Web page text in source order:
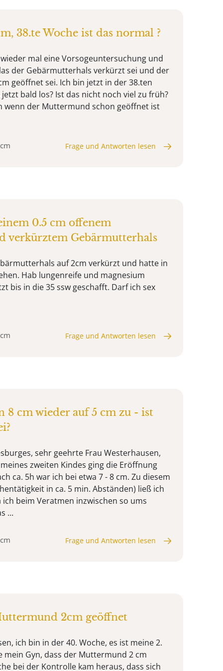
38.te Woche ist das normal ?
mal eine Vorsogeuntersuchung und
der Gebärmutterhals verkürzt sei und der
geöffnet sei. Ich bin jetzt in der 38.ten
jetzt bald los? Ist das nicht noch viel zu früh?
wenn der Muttermund schon geöffnet ist
Frage und Antworten lesen
0.5 cm offenem
verkürztem Gebärmutterhals
auf 2cm verkürzt und hatte in
Hab lungenreife und magnesium
bis in die 35 ssw geschafft. Darf ich sex
Frage und Antworten lesen
8 cm wieder auf 5 cm zu - ist
sehr geehrte Frau Westerhausen,
zweiten Kindes ging die Eröffnung
ca. 5h war ich bei etwa 7 - 8 cm. Zu diesem
in ca. 5 min. Abständen) ließ ich
ich beim Veratmen inzwischen so ums
...
Frage und Antworten lesen
2cm geöffnet
ich bin in der 40. Woche, es ist meine 2.
mein Gyn, dass der Muttermund 2 cm
bei der Kontrolle kam heraus, dass sich